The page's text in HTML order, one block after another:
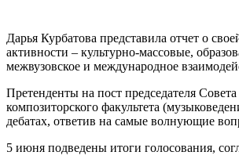
Дарья Курбатова представила отчет о
активности – культурно-массовые,
межвузовское и международное
Претенденты на пост председателя
композиторского факультета
дебатах, ответив на самые волнующие
5 июня подведены итоги голосования,